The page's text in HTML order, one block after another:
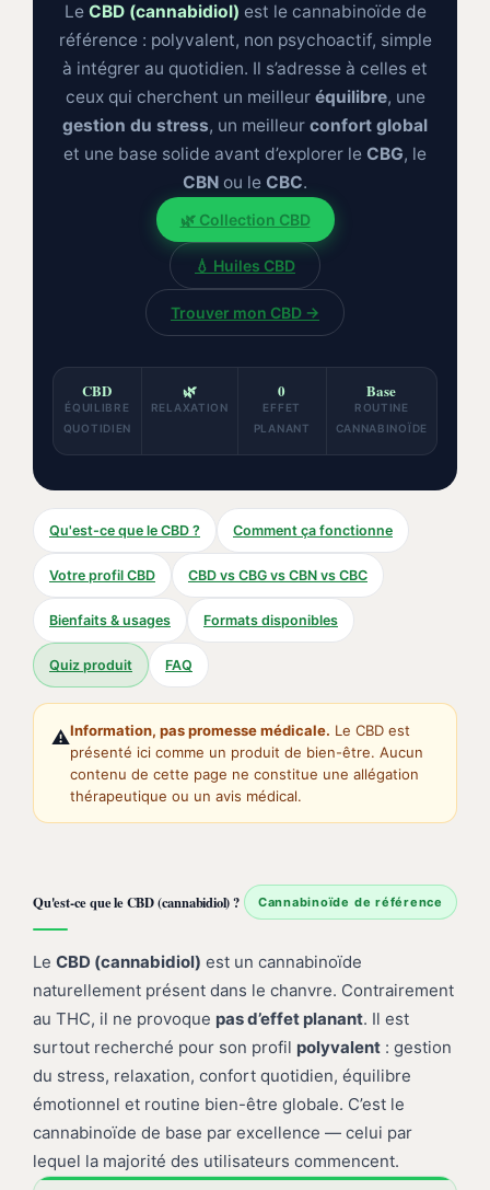
Le CBD (cannabidiol) est le cannabinoïde de
référence : polyvalent, non psychoactif, simple
à intégrer au quotidien. Il s’adresse à celles et
ceux qui cherchent un meilleur équilibre, une
gestion du stress, un meilleur confort global
et une base solide avant d’explorer le CBG, le
CBN ou le CBC.
🌿 Collection CBD
💧 Huiles CBD
Trouver mon CBD →
CBD
ÉQUILIBRE
QUOTIDIEN
🌿
RELAXATION
0
EFFET
PLANANT
Base
ROUTINE
CANNABINOÏDE
Qu'est-ce que le CBD ? Comment ça fonctionne
Votre profil CBD CBD vs CBG vs CBN vs CBC
Bienfaits & usages Formats disponibles
Quiz produit FAQ
⚠️Information, pas promesse médicale. Le CBD est
présenté ici comme un produit de bien-être. Aucun
contenu de cette page ne constitue une allégation
thérapeutique ou un avis médical.
Qu'est-ce que le CBD (cannabidiol) ? Cannabinoïde de référence
Le CBD (cannabidiol) est un cannabinoïde
naturellement présent dans le chanvre. Contrairement
au THC, il ne provoque pas d’effet planant. Il est
surtout recherché pour son profil polyvalent : gestion
du stress, relaxation, confort quotidien, équilibre
émotionnel et routine bien-être globale. C’est le
cannabinoïde de base par excellence — celui par
lequel la majorité des utilisateurs commencent.